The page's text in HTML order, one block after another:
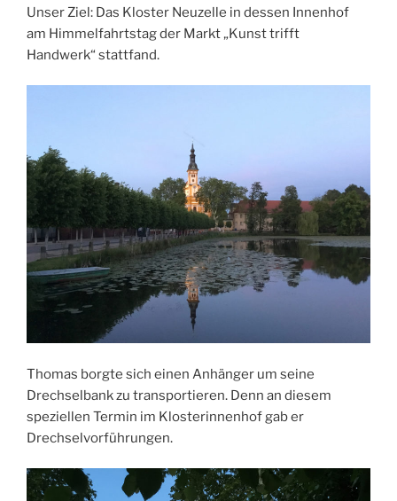
Unser Ziel: Das Kloster Neuzelle in dessen Innenhof
am Himmelfahrtstag der Markt „Kunst trifft
Handwerk“ stattfand.
Thomas borgte sich einen Anhänger um seine
Drechselbank zu transportieren. Denn an diesem
speziellen Termin im Klosterinnenhof gab er
Drechselvorführungen.